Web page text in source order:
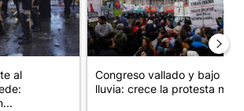
al
Congreso vallado y bajo la
lluvia: crece la protesta mi...